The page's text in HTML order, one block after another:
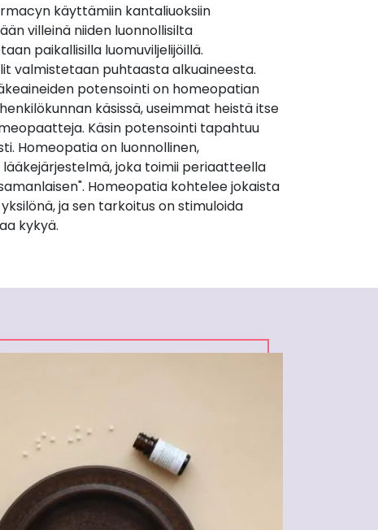
käyttämiin kantaliuoksiin
villeinä niiden luonnollisilta
paikallisilla luomuviljelijöillä.
valmistetaan puhtaasta alkuaineesta.
potensointi on homeopatian
käsissä, useimmat heistä itse
Käsin potensointi tapahtuu
Homeopatia on luonnollinen,
joka toimii periaatteella
Homeopatia kohtelee jokaista
ja sen tarkoitus on stimuloida
kykyä.